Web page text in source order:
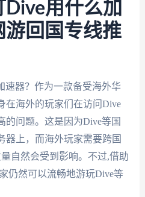
用什么加
游回国专线推
速器？作为一款备受海外华
在海外的玩家们在访问Dive
的问题。这是因为Dive等国
器上，而海外玩家需要跨国
自然会受到影响。不过,借助
仍然可以流畅地游玩Dive等